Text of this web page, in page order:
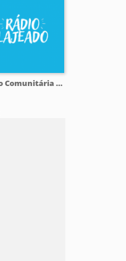
Rádio Comunitária Lajeado FM 98.1